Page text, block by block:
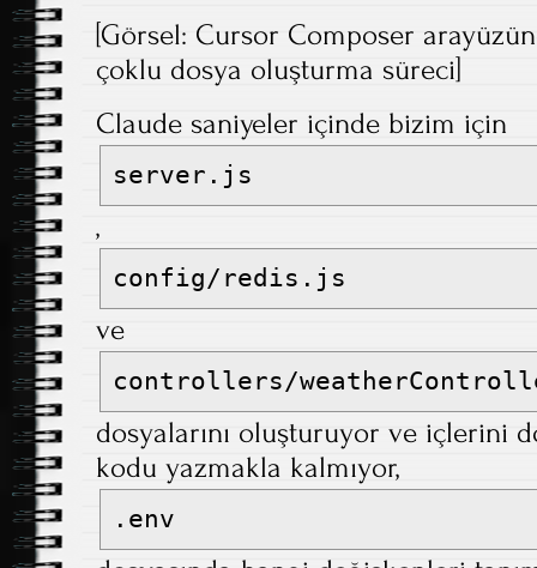
[Görsel: Cursor Composer
çoklu dosya oluşturma süreci]
Claude saniyeler içinde bizim için
server.js
,
config/redis.js
ve
controllers/
dosyalarını oluşturuyor ve içlerini
kodu yazmakla kalmıyor,
.env